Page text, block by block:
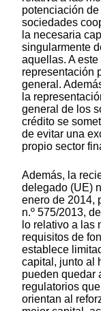
potenciación
sociedades
la necesaria
singularmente
aquellas. A
representación
general.
la
general de los
crédito se
de evitar una
propio sector
Además, la
delegado (UE)
enero de 2014,
n.º 575/2013,
lo relativo a las
requisitos de
establece
capital, junto al
pueden quedar
regulatorios
orientan al